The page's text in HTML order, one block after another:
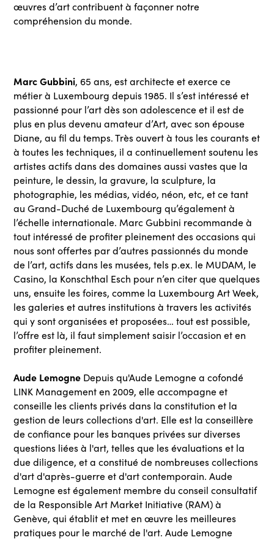
œuvres d’art contribuent à façonner notre
compréhension du monde.
Marc Gubbini, 65 ans, est architecte et exerce ce
métier à Luxembourg depuis 1985. Il s’est intéressé et
passionné pour l’art dès son adolescence et il est de
plus en plus devenu amateur d’Art, avec son épouse
Diane, au fil du temps. Très ouvert à tous les courants et
à toutes les techniques, il a continuellement soutenu les
artistes actifs dans des domaines aussi vastes que la
peinture, le dessin, la gravure, la sculpture, la
photographie, les médias, vidéo, néon, etc, et ce tant
au Grand-Duché de Luxembourg qu’également à
l’échelle internationale. Marc Gubbini recommande à
tout intéressé de profiter pleinement des occasions qui
nous sont offertes par d’autres passionnés du monde
de l’art, actifs dans les musées, tels p.ex. le MUDAM, le
Casino, la Konschthal Esch pour n’en citer que quelques
uns, ensuite les foires, comme la Luxembourg Art Week,
les galeries et autres institutions à travers les activités
qui y sont organisées et proposées… tout est possible,
l’offre est là, il faut simplement saisir l’occasion et en
profiter pleinement.
Aude Lemogne Depuis qu'Aude Lemogne a cofondé
LINK Management en 2009, elle accompagne et
conseille les clients privés dans la constitution et la
gestion de leurs collections d'art. Elle est la conseillère
de confiance pour les banques privées sur diverses
questions liées à l'art, telles que les évaluations et la
due diligence, et a constitué de nombreuses collections
d'art d'après-guerre et d'art contemporain. Aude
Lemogne est également membre du conseil consultatif
de la Responsible Art Market Initiative (RAM) à
Genève, qui établit et met en œuvre les meilleures
pratiques pour le marché de l'art. Aude Lemogne